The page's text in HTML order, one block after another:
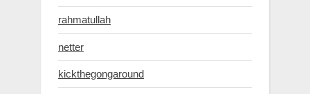
rahmatullah
netter
kickthegongaround